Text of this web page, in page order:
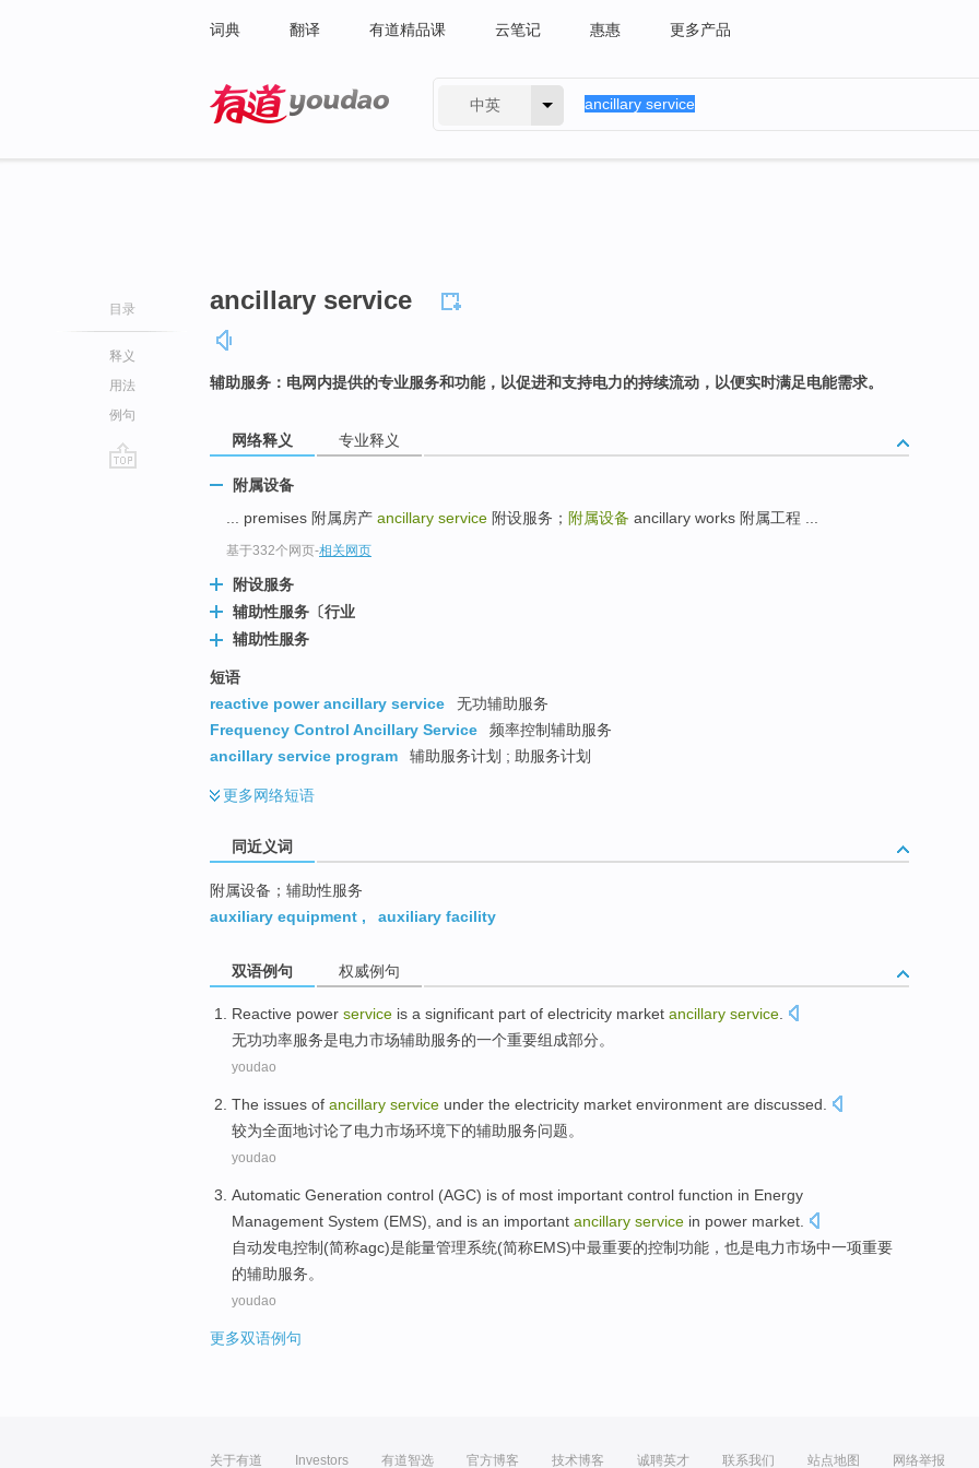
词典 翻译 有道精品课 云笔记 惠惠 更多产品
中英
目录
释义
用法
例句
ancillary service
辅助服务：电网内提供的专业服务和功能，以促进和支持电力的持续流动，以便实时满足电能需求。
网络释义 专业释义
附属设备
... premises 附属房产 ancillary service 附设服务； 附属设备 ancillary works 附属工程 ...
基于332个网页-相关网页
附设服务
辅助性服务〔行业
辅助性服务
短语
reactive power ancillary service
无功辅助服务
Frequency Control Ancillary Service
频率控制辅助服务
ancillary service program
辅助服务计划 ; 助服务计划
更多网络短语
同近义词
附属设备；辅助性服务
auxiliary equipment , auxiliary facility
双语例句 权威例句
Reactive power service is a significant part of electricity market ancillary service.
无功功率服务是电力市场辅助服务的一个重要组成部分。
youdao
The issues of ancillary service under the electricity market environment are discussed
较为全面地讨论了电力市场环境下的辅助服务问题。
youdao
Automatic Generation control (AGC) is of most important control function in Energy
Management System (EMS), and is an important ancillary service in power market
自动发电控制 (简称agc)是能量管理系统(简称EMS)中最重要的控制功能 ， 也是电力市场中一项重要
的辅助服务。
youdao
更多双语例句
关于有道 Investors 有道智选 官方博客 技术博客 诚聘英才 联系我们 站点地图 网络举报